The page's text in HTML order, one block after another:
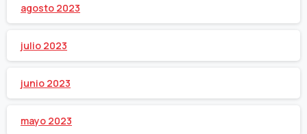
agosto 2023
julio 2023
junio 2023
mayo 2023